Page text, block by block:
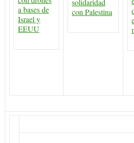
a bases de
Israel y
EEUU
con Palestina